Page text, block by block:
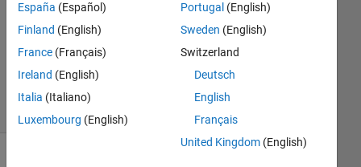
Aggiornato
2020
276
Visualizzazioni
España (Español)
Finland (English)
France (Français)
Ireland (English)
Italia (Italiano)
Luxembourg (English)
Portugal (English)
Sweden (English)
Switzerland
Deutsch
English
Français
United Kingdom(English)